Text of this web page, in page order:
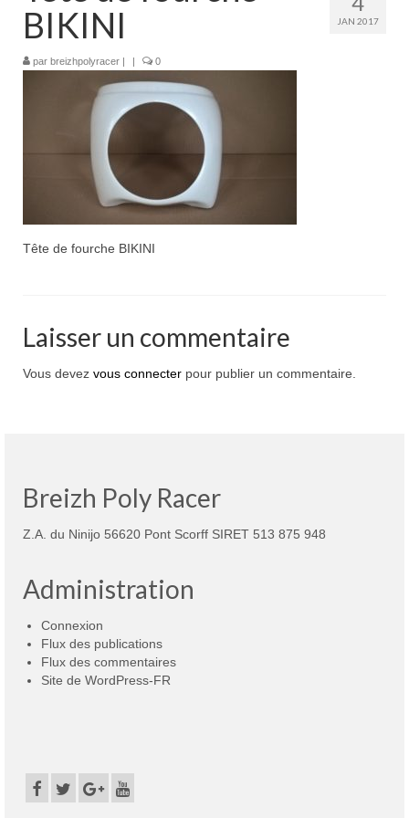
Boutique
Mon compte
Mon panier
Nous contacter
Nous situer
JAN 2017
BIKINI
par breizhpolyracer 0
Tête de fourche BIKINI
Laisser un commentaire
Vous devez vous connecter pour publier un commentaire.
Breizh Poly Racer
Z.A. du Ninijo 56620 Pont Scorff SIRET 513 875 948
Administration
Connexion
Flux des publications
Flux des commentaires
Site de WordPress-FR